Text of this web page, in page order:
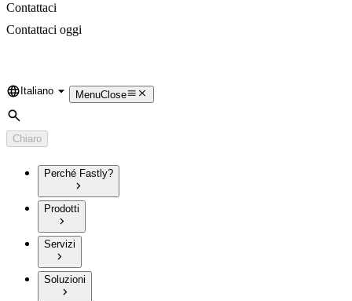
Contattaci
Contattaci oggi
Language
Italiano MenuClose
Cerca
Chiaro
Perché Fastly?
Prodotti
Servizi
Soluzioni